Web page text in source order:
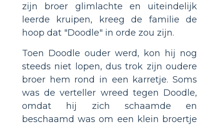
zijn broer glimlachte en uiteindelijk
leerde kruipen, kreeg de familie de
hoop dat "Doodle" in orde zou zijn.
Toen Doodle ouder werd, kon hij nog
steeds niet lopen, dus trok zijn oudere
broer hem rond in een karretje. Soms
was de verteller wreed tegen Doodle,
omdat hij zich schaamde en
beschaamd was om een klein broertje